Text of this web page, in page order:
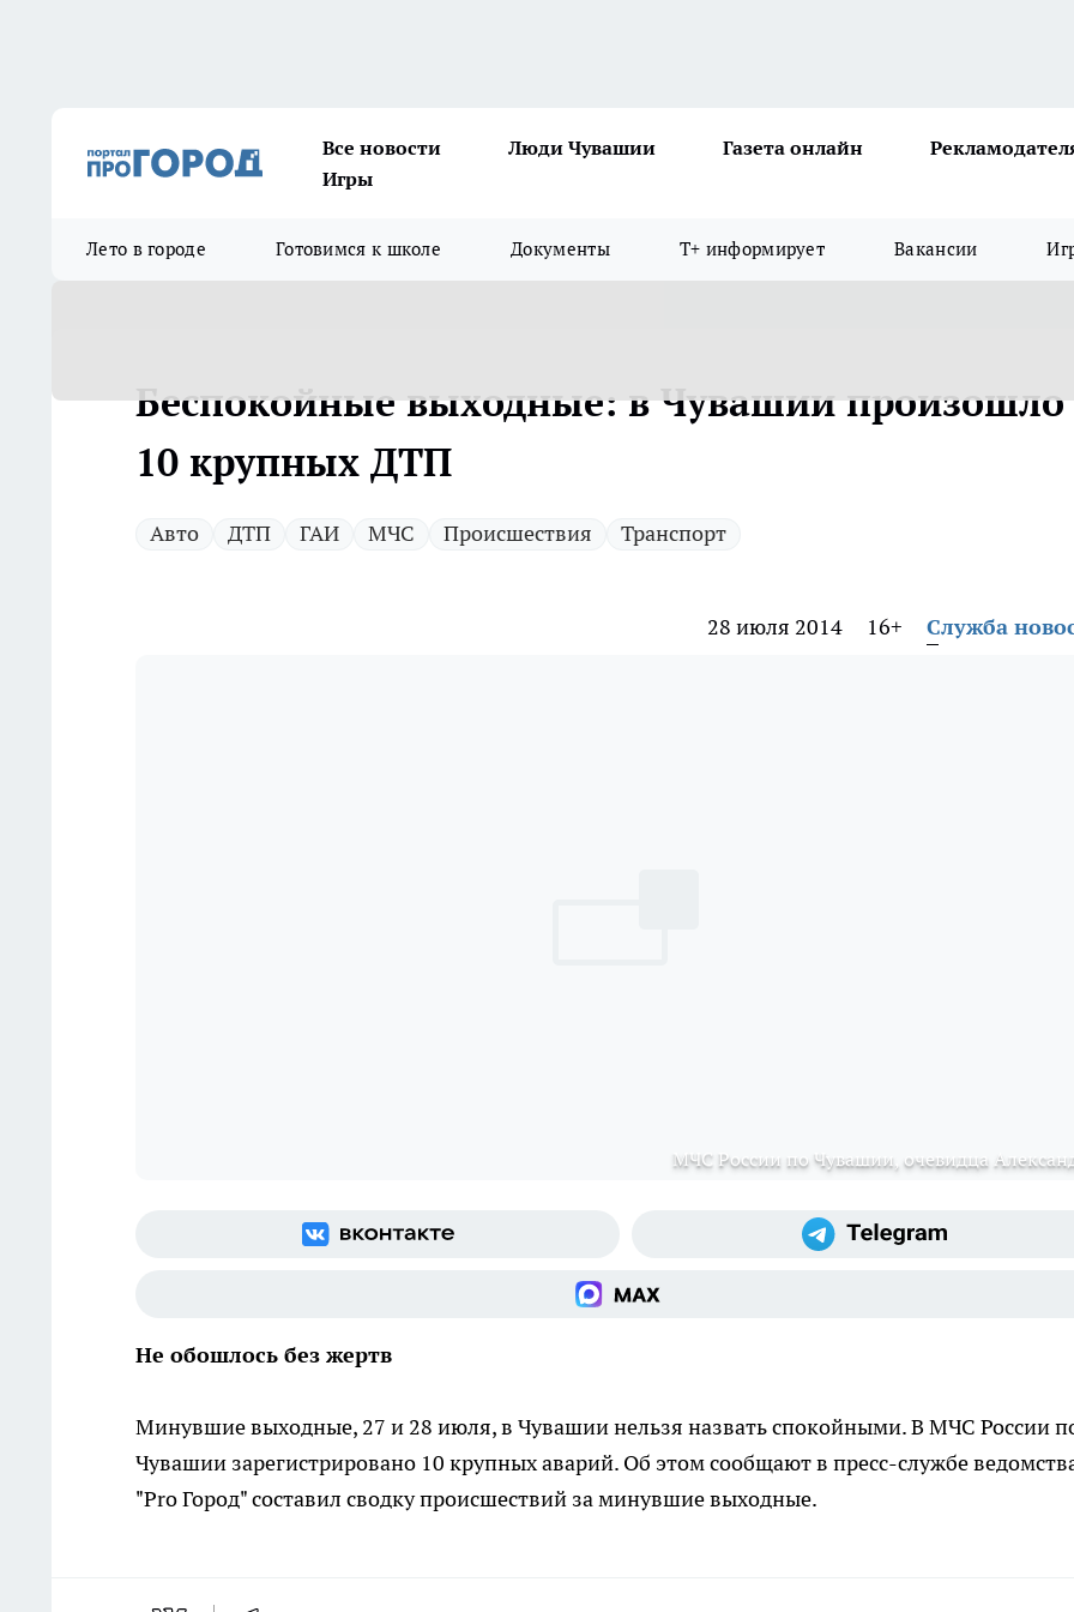
Все новости Люди Чувашии Газета онлайн
Игры
Лето в городе Готовимся к школе Документы Т+ информирует Вакансии
Беспокойные выходные: в Чувашии произошло
10 крупных ДТП
Авто ДТП ГАИ МЧС Происшествия Транспорт
28 июля 2014 16+ Служба
МЧС России по Чувашии, очевидца
Не обошлось без жертв
Минувшие выходные, 27 и 28 июля, в Чувашии нельзя назвать спокойными. В МЧС России
Чувашии зарегистрировано 10 крупных аварий. Об этом сообщают в пресс-службе
"Pro Город" составил сводку происшествий за минувшие выходные.